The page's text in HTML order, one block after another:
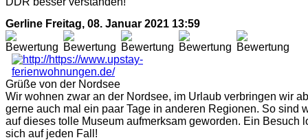
Gerline Freitag, 08. Januar 2021 13:59
Grüße von der Nordsee
Wir wohnen zwar an der Nordsee, im Urlaub verbringen wir
gerne auch mal ein paar Tage in anderen Regionen. So sind
auf dieses tolle Museum aufmerksam geworden. Ein Besuch
sich auf jeden Fall!